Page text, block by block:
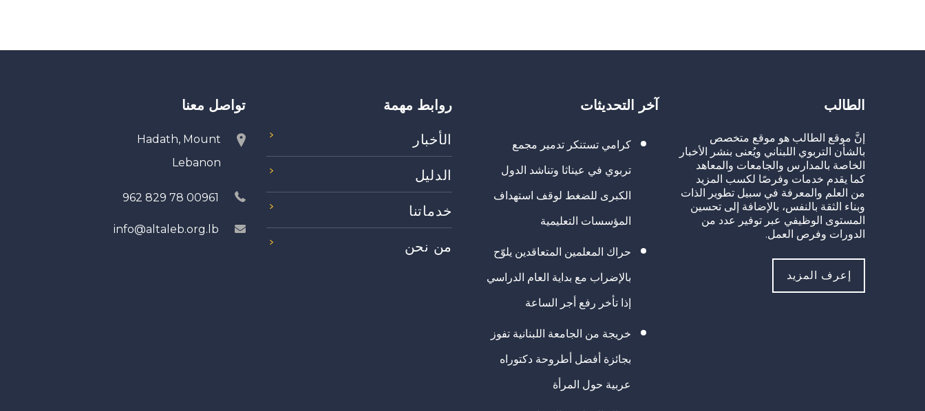
الطالب
إنَّ موقع الطالب هو موقع متخصص
بالشأن التربوي اللبناني ويُعنى بنشر الأخبار
الخاصة بالمدارس والجامعات والمعاهد
كما يقدم خدمات وفرصًا لكسب المزيد
من العلم والمعرفة في سبيل تطوير الذات
وبناء الثقة بالنفس، بالإضافة إلى تحسين
المستوى الوظيفي عبر توفير عدد من
الدورات وفرص العمل.
إعرف المزيد
آخر التحديثات
كرامي تستنكر تدمير مجمع
تربوي في عيناثا وتناشد الدول
الكبرى للضغط لوقف استهداف
المؤسسات التعليمية
حراك المعلمين المتعاقدين يلوّح
بالإضراب مع بداية العام الدراسي
إذا تأخر رفع أجر الساعة
خريجة من الجامعة اللبنانية تفوز
بجائزة أفضل أطروحة دكتوراه
عربية حول المرأة
روابط مهمة
الأخبار
الدليل
خدماتنا
من نحن
تواصل معنا
Hadath, Mount
Lebanon
00961 78 829 962
info@altaleb.org.lb